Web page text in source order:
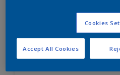
Nordsjö Professional 7
Cookies
Accept All Cookies